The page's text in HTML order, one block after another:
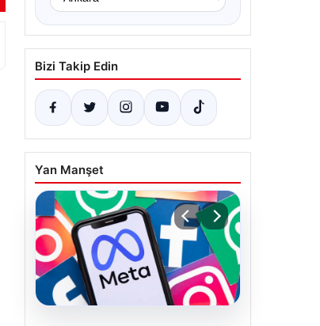
Bizi Takip Edin
Yan Manşet